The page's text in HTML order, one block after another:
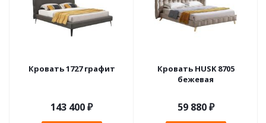
Кровать 1727 графит
143 400₽
Кровать HUSK 8705
бежевая
59 880₽